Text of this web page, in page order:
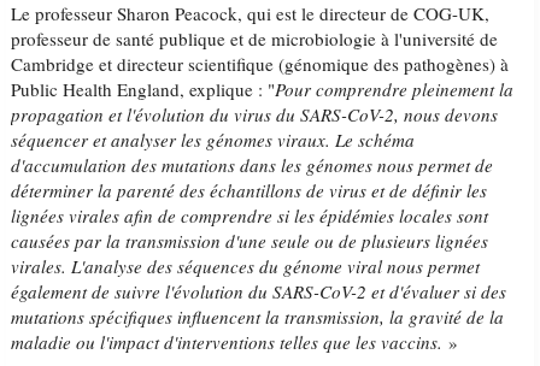
Le professeur Sharon Peacock, qui est le directeur de COG-UK,
professeur de santé publique et de microbiologie à l'université de
Cambridge et directeur scientifique (génomique des pathogènes) à
Public Health England, explique : "Pour comprendre pleinement la
propagation et l'évolution du virus du SARS-CoV-2, nous devons
séquencer et analyser les génomes viraux. Le schéma
d'accumulation des mutations dans les génomes nous permet de
déterminer la parenté des échantillons de virus et de définir les
lignées virales afin de comprendre si les épidémies locales sont
causées par la transmission d'une seule ou de plusieurs lignées
virales. L'analyse des séquences du génome viral nous permet
également de suivre l'évolution du SARS-CoV-2 et d'évaluer si des
mutations spécifiques influencent la transmission, la gravité de la
maladie ou l'impact d'interventions telles que les vaccins. »